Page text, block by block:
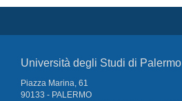
Università degli Studi di Palermo
Piazza Marina, 61
90133 - PALERMO